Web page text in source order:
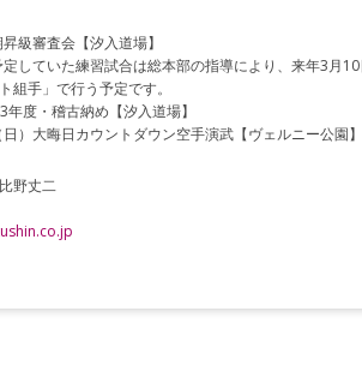
級審査会【汐入道場】
していた練習試合は総本部の指導により、来年3月
組手」で行う予定です。
度・稽古納め【汐入道場】
）大晦日カウントダウン空手演武【ヴェルニー公園】
野丈二